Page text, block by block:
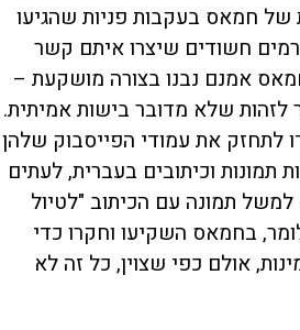
של חמאס בעקבות פניות שהגיעו
חשודים שיצרו איתם קשר
אמנם נבנו בצורה מושקעת –
שלא מדובר בישות אמיתית.
לתחזק את עמודי הפייסבוק שלהן
תמונות וכיתובים בעברית, לעתים
למשל תמונה עם הכיתוב "לטיול
בחמאס השקיעו וחקרו כדי
אולם כפי שצוין, כל זה לא